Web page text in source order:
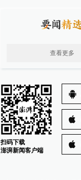
查看更多
扫码下载
澎湃新闻客户端